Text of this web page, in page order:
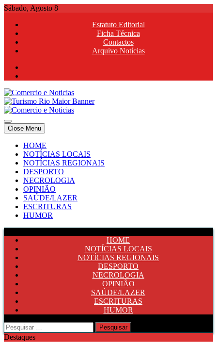
Skip
content
Sábado, Agosto 8
Estatuto Editorial
Ficha Técnica
Contactos
Arquivo Notícias
Comercio e Noticias
Notícias e Publicidade Online
Comercio e Noticias
Notícias e Publicidade Online
Close Menu
HOME
NOTÍCIAS LOCAIS
NOTÍCIAS REGIONAIS
DESPORTO
NECROLOGIA
OPINIÃO
SAÚDE/LAZER
ESCRITURAS
HUMOR
HOME
NOTÍCIAS LOCAIS
NOTÍCIAS REGIONAIS
DESPORTO
NECROLOGIA
OPINIÃO
SAÚDE/LAZER
ESCRITURAS
HUMOR
Pesquisar
por:
Destaques